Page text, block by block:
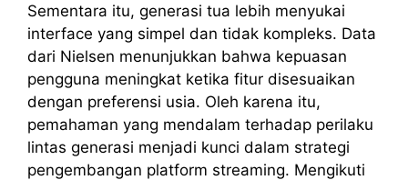
Sementara itu, generasi tua lebih menyukai
interface yang simpel dan tidak kompleks. Data
dari Nielsen menunjukkan bahwa kepuasan
pengguna meningkat ketika fitur disesuaikan
dengan preferensi usia. Oleh karena itu,
pemahaman yang mendalam terhadap perilaku
lintas generasi menjadi kunci dalam strategi
pengembangan platform streaming. Mengikuti